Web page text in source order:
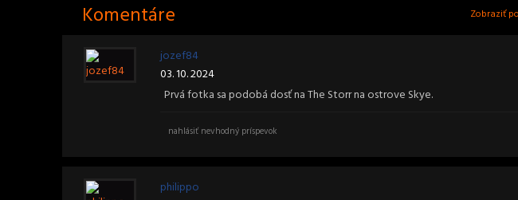
Komentáre Zobraziť
jozef84
03. 10. 2024
Prvá fotka sa podobá dosť na The Storr na ostrove Skye.
nahlásiť nevhodný príspevok
philippo